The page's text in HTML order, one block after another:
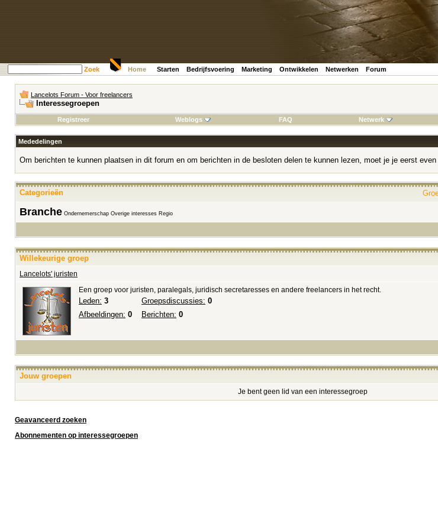
Zoek Home Starten Bedrijfsvoering Marketing Ontwikkelen Netwerken Forum
Lancelots Forum - Voor freelancers
Interessegroepen
Registreer
Weblogs FAQ Netwerk
Mededelingen
Om berichten te kunnen plaatsen in dit forum en om berichten in de besloten delen te kunnen lezen, moet je je eerst even
Categorieën
Branche Ondernemerschap Overige interesses Regio
Willekeurige groep
Lancelots' juristen
Een groep voor juristen, paralegals, juridisch secretaresses en andere freelancers in het recht.
Leden: 3
Afbeeldingen: 0
Groepsdiscussies: 0
Berichten: 0
Jouw groepen
Je bent geen lid van een interessegroep
Geavanceerd zoeken
Abonnementen op interessegroepen